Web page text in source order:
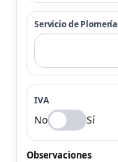
Servicio de Plomería
IVA
No Sí
Observaciones